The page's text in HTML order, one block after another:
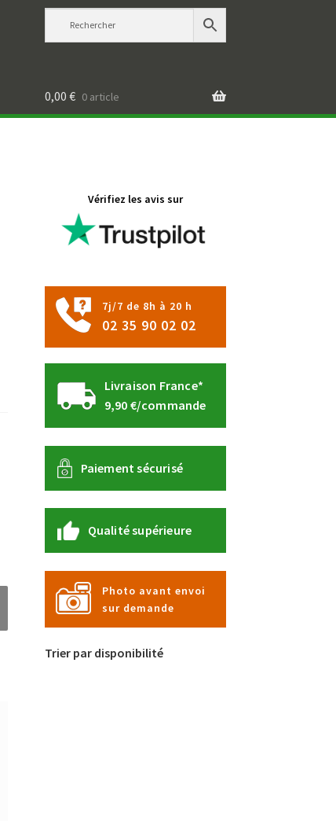
0,00 € 0 article
Vérifiez les avis sur
7j/7 de 8h à 20 h
02 35 90 02 02
Livraison France*
9,90 €/commande
Paiement sécurisé
Qualité supérieure
Photo avant envoi
sur demande
Trier par disponibilité